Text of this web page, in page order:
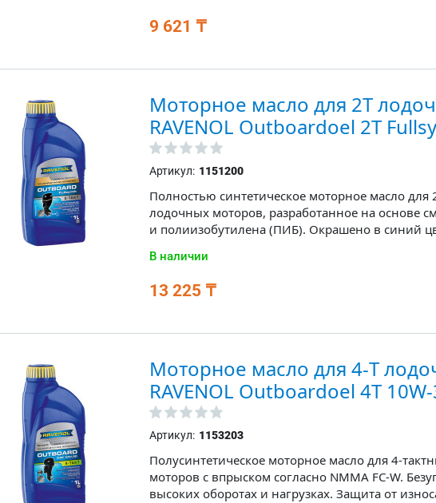
9 621 ₸
Моторное масло для 2Т
RAVENOL Outboardoel 2T
Артикул: 1151200
Полностью синтетическое моторное масло для
лодочных моторов, разработанное на основе
и полиизобутилена (ПИБ). Окрашено в синий
В наличии
13 225 ₸
Моторное масло для 4-T
RAVENOL Outboardoel 4T
Артикул: 1153203
Полусинтетическое моторное масло для 4-
моторов с впрыском согласно NMMA FC-W.
высоких оборотах и нагрузках. Защита от